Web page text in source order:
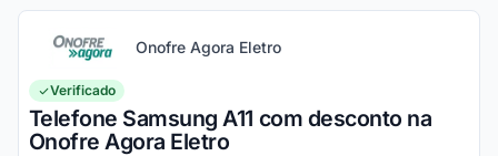
Onofre Agora Eletro
Verificado
Telefone Samsung A11 com desconto na
Onofre Agora Eletro